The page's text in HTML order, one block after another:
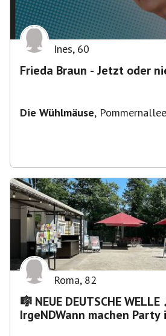
Ines, 60
Frieda Braun - Jetzt oder
Die Wühlmäuse,
Roma, 82
🎼 NEUE DEUTSCHE
IrgeNDWann machen Party